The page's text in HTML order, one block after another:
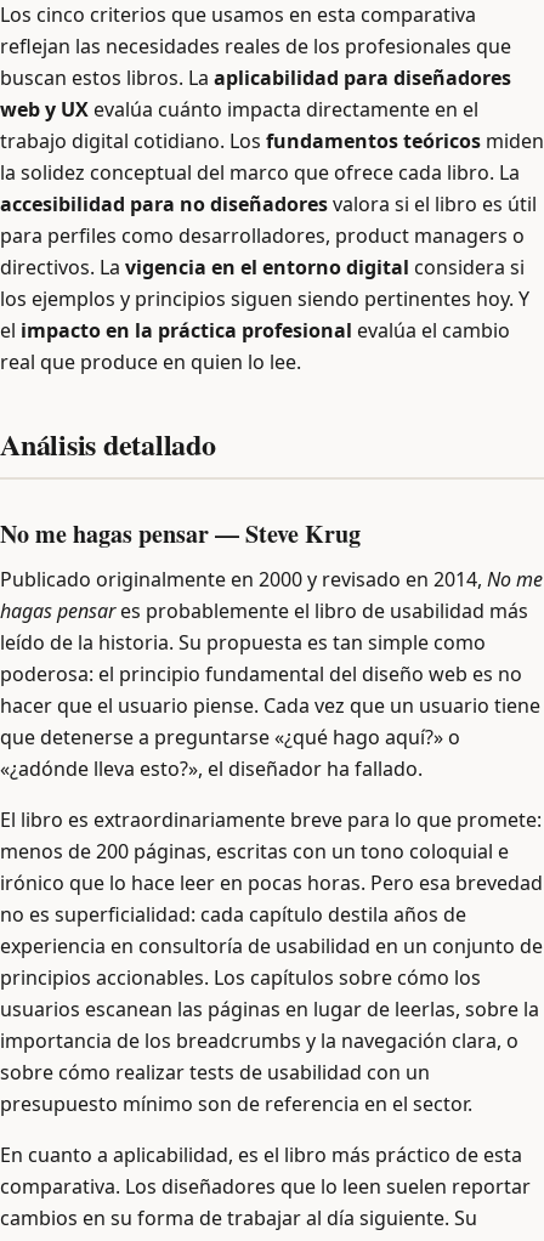
Los cinco criterios que usamos en esta comparativa
reflejan las necesidades reales de los profesionales que
buscan estos libros. La aplicabilidad para diseñadores
web y UXevalúa cuánto impacta directamente en el
trabajo digital cotidiano. Los fundamentos teóricos miden
la solidez conceptual del marco que ofrece cada libro. La
accesibilidad para no diseñadoresvalora si el libro es útil
para perfiles como desarrolladores, product managers o
directivos. La vigencia en el entorno digital considera si
los ejemplos y principios siguen siendo pertinentes hoy. Y
el impacto en la práctica profesional evalúa el cambio
real que produce en quien lo lee.
Análisis detallado
No me hagas pensar — Steve Krug
Publicado originalmente en 2000 y revisado en 2014, No me
hagas pensares probablemente el libro de usabilidad más
leído de la historia. Su propuesta es tan simple como
poderosa: el principio fundamental del diseño web es no
hacer que el usuario piense. Cada vez que un usuario tiene
que detenerse a preguntarse «¿qué hago aquí?» o
«¿adónde lleva esto?», el diseñador ha fallado.
El libro es extraordinariamente breve para lo que promete:
menos de 200 páginas, escritas con un tono coloquial e
irónico que lo hace leer en pocas horas. Pero esa brevedad
no es superficialidad: cada capítulo destila años de
experiencia en consultoría de usabilidad en un conjunto de
principios accionables. Los capítulos sobre cómo los
usuarios escanean las páginas en lugar de leerlas, sobre la
importancia de los breadcrumbs y la navegación clara, o
sobre cómo realizar tests de usabilidad con un
presupuesto mínimo son de referencia en el sector.
En cuanto a aplicabilidad, es el libro más práctico de esta
comparativa. Los diseñadores que lo leen suelen reportar
cambios en su forma de trabajar al día siguiente. Su